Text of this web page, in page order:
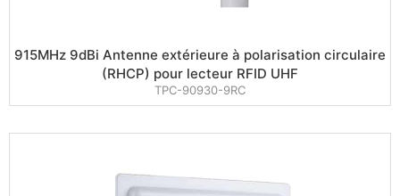
915MHz 9dBi Antenne extérieure à polarisation circulaire
(RHCP) pour lecteur RFID UHF
TPC-90930-9RC